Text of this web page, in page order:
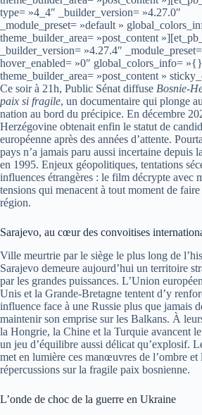
type= »4_4″ _builder_version= »4.27.0″
_module_preset= »default »
theme_builder_area= »post_content
_builder_version= »4.27.4″
hover_enabled= »0″ global_colors_info=
theme_builder_area= »post_content »
Ce soir à 21h, Public Sénat diffuse Bosnie-
paix si fragile, un documentaire qui plonge
nation au bord du précipice. En décembre
Herzégovine obtenait enfin le statut de
européenne après des années d’attente.
pays n’a jamais paru aussi incertaine depuis
en 1995. Enjeux géopolitiques, tentations
influences étrangères : le film décrypte avec
tensions qui menacent à tout moment de faire
région.
Sarajevo, au cœur des convoitises
Ville meurtrie par le siège le plus long de
Sarajevo demeure aujourd’hui un territoire
par les grandes puissances. L’Union
Unis et la Grande-Bretagne tentent d’y
influence face à une Russie plus que jamais
maintenir son emprise sur les Balkans. À
la Hongrie, la Chine et la Turquie avancent
un jeu d’équilibre aussi délicat qu’explosif.
met en lumière ces manœuvres de l’ombre et
répercussions sur la fragile paix bosnienne.
L’onde de choc de la guerre en Ukraine